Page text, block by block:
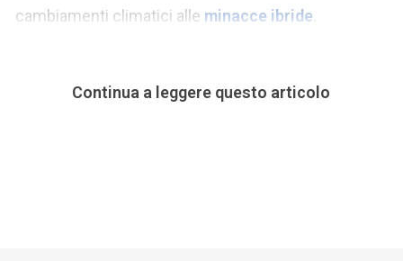
cambiamenti climatici alle minacce ibride
Continua a leggere questo articolo